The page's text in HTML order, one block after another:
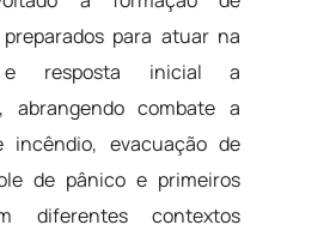
para atuar na
e resposta inicial a
abrangendo combate a
incêndio, evacuação de
de pânico e primeiros
diferentes contextos